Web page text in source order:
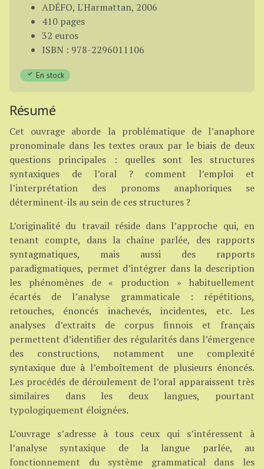
ADÉFO, L'Harmattan, 2006
410 pages
32 euros
ISBN : 978-2296011106
En stock
Résumé
Cet ouvrage aborde la problématique de l’anaphore
pronominale dans les textes oraux par le biais de deux
questions principales : quelles sont les structures
syntaxiques de l’oral ? comment l’emploi et
l’interprétation des pronoms anaphoriques se
déterminent-ils au sein de ces structures ?
L’originalité du travail réside dans l’approche qui, en
tenant compte, dans la chaîne parlée, des rapports
syntagmatiques, mais aussi des rapports
paradigmatiques, permet d’intégrer dans la description
les phénomènes de « production » habituellement
écartés de l’analyse grammaticale : répétitions,
retouches, énoncés inachevés, incidentes, etc. Les
analyses d’extraits de corpus finnois et français
permettent d’identifier des régularités dans l’émergence
des constructions, notamment une complexité
syntaxique due à l’emboîtement de plusieurs énoncés.
Les procédés de déroulement de l’oral apparaissent très
similaires dans les deux langues, pourtant
typologiquement éloignées.
L’ouvrage s’adresse à tous ceux qui s’intéressent à
l’analyse syntaxique de la langue parlée, au
fonctionnement du système grammatical dans les